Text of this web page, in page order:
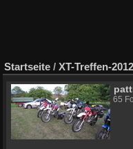
Startseite / XT-Treffen-2012
65